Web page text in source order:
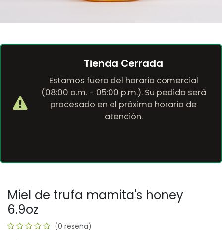
Tienda Cerrada
Estamos fuera del horario comercial
(08:00 a.m. - 05:00 p.m.). Su pedido será
procesado en el próximo horario de
atención.
Miel de trufa mamita's honey
6.9oz
(0 reseña)